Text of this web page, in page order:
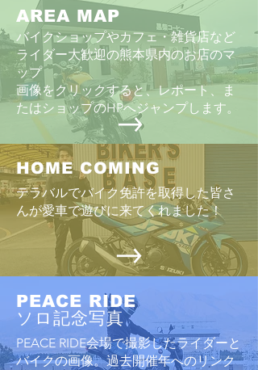
AREA MAP
バイクショップやカフェ・雑貨店など
ライダー大歓迎の熊本県内のお店のマ
ップ
画像をクリックすると、レポート、ま
たはショップのHPへジャンプします。
HOME COMING
テラバルでバイク免許を取得した皆さ
んが愛車で遊びに来てくれました！
PEACE RIDE
ソロ記念写真
PEACE RIDE会場で撮影したライダーと
バイクの画像。過去開催年へのリンク